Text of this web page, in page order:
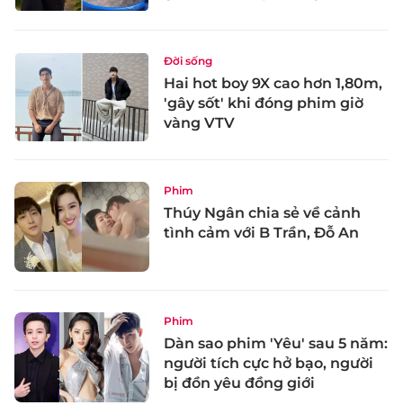
Đời sống
Hai hot boy 9X cao hơn 1,80m,
'gây sốt' khi đóng phim giờ
vàng VTV
Phim
Thúy Ngân chia sẻ về cảnh
tình cảm với B Trần, Đỗ An
Phim
Dàn sao phim 'Yêu' sau 5 năm:
người tích cực hở bạo, người
bị đồn yêu đồng giới